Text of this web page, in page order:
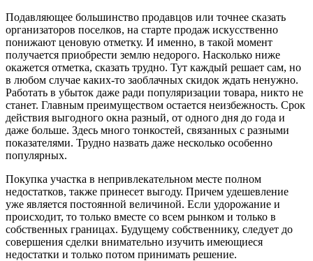
Подавляющее большинство продавцов или точнее сказать
организаторов поселков, на старте продаж искусственно
понижают ценовую отметку. И именно, в такой момент
получается приобрести землю недорого. Насколько ниже
окажется отметка, сказать трудно. Тут каждый решает сам, но
в любом случае каких-то заоблачных скидок ждать ненужно.
Работать в убыток даже ради популяризации товара, никто не
станет. Главным преимуществом остается неизбежность. Срок
действия выгодного окна разный, от одного дня до года и
даже больше. Здесь много тонкостей, связанных с разными
показателями. Трудно назвать даже несколько особенно
популярных.
Покупка участка в непривлекательном месте полном
недостатков, также принесет выгоду. Причем удешевление
уже является постоянной величиной. Если удорожание и
происходит, то только вместе со всем рынком и только в
собственных границах. Будущему собственнику, следует до
совершения сделки внимательно изучить имеющиеся
недостатки и только потом принимать решение.